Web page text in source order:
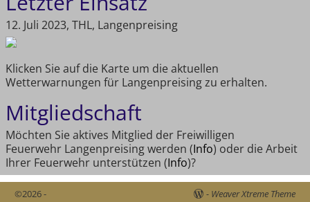
12. Juli 2023, THL, Langenpreising
Klicken Sie auf die Karte um die aktuellen
Wetterwarnungen für Langenpreising zu erhalten.
Mitgliedschaft
Möchten Sie aktives Mitglied der Freiwilligen
Feuerwehr Langenpreising werden (Info) oder die Arbeit
Ihrer Feuerwehr unterstützen (Info)?
©2026 - - Weaver Xtreme Theme